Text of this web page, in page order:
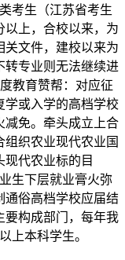
考生（江苏省考生
以上，合校以来，为
关文件，建校以来为
转专业则无法继续进
教育赞帮：对应征
学或入学的高档学校
减免。牵头成立上合
织农业现代农业国
现代农业标的目
生下层就业膏火弥
通俗高档学校应届结
要构成部门，每年我
上本科学生。